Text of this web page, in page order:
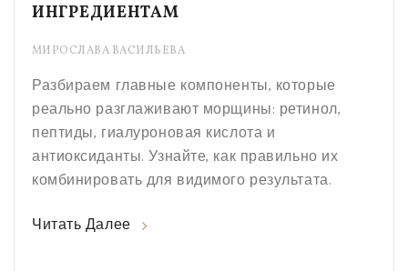
ИНГРЕДИЕНТАМ
МИРОСЛАВА ВАСИЛЬЕВА
Разбираем главные компоненты, которые
реально разглаживают морщины: ретинол,
пептиды, гиалуроновая кислота и
антиоксиданты. Узнайте, как правильно их
комбинировать для видимого результата.
Читать Далее